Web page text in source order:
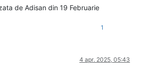
de Adisan din 19 Februarie
1
4 apr. 2025, 05:43